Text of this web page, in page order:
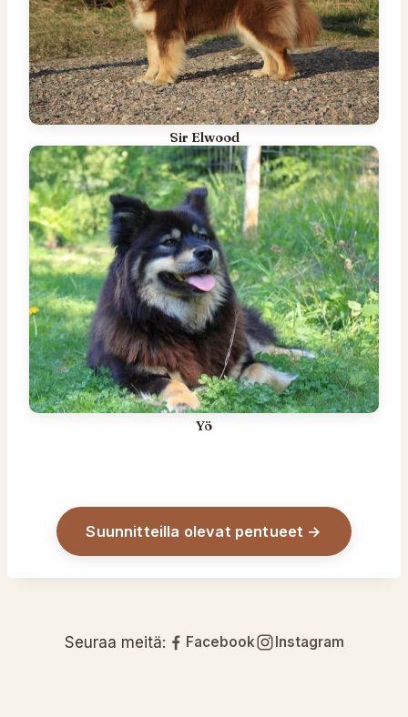
Sir Elwood
Yö
Suunnitteilla olevat pentueet →
Seuraa meitä: Facebook Instagram